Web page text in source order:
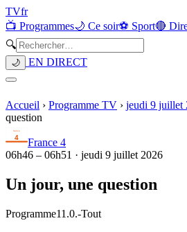
TVfr
📺 Programmes🌙 Ce soir⚽ Sport🔴
🔍
🌙 EN DIRECT
Accueil › Programme TV › jeudi 9 juillet
question
France 4
06h46 – 06h51 · jeudi 9 juillet 2026
Un jour, une question
Programme11.0.-Tout